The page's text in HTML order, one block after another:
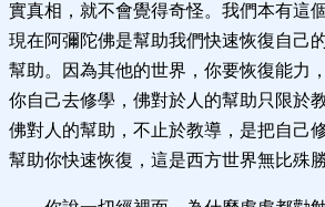
實真相，就不會覺得奇怪。我們本有這
現在阿彌陀佛是幫助我們快速恢復自己
幫助。因為其他的世界，你要恢復能力
你自己去修學，佛對於人的幫助只限於
佛對人的幫助，不止於教導，是把自己
幫助你快速恢復，這是西方世界無比殊勝